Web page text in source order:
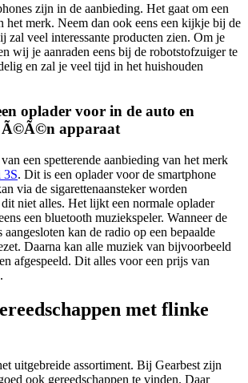
zijn in de aanbieding. Het gaat om een
het merk. Neem dan ook eens een kijkje bij de
zal veel interessante producten zien. Om je
wij je aanraden eens bij de robotstofzuiger te
en zal je veel tijd in het huishouden
oplader voor in de auto en
Ã©Ã©n apparaat
een spetterende aanbieding van het merk
3S. Dit is een oplader voor de smartphone
via de sigarettenaansteker worden
niet alles. Het lijkt een normale oplader
een bluetooth muziekspeler. Wanneer de
kan de radio op een bepaalde
Daarna kan alle muziek van bijvoorbeeld
afgespeeld. Dit alles voor een prijs van
met flinke
uitgebreide assortiment. Bij Gearbest zijn
ook gereedschappen te vinden. Daar